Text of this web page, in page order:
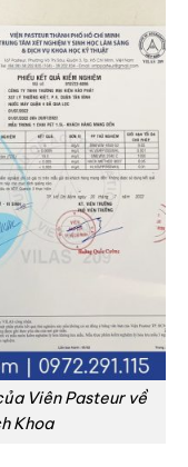
Viên Pasteur về
Khoa